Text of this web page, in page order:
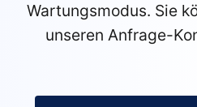
Wartungsmodus. Sie
unseren Anfrage-